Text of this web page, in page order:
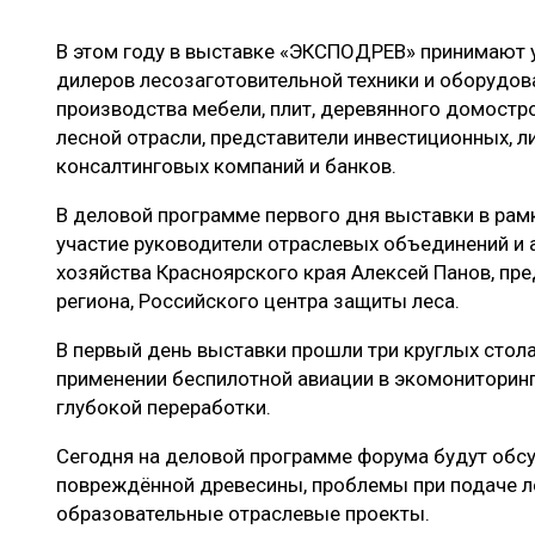
ЛОГИСТИКА
ПРОИЗВОДСТВО ДРЕВЕСНЫХ ПЛИТ
ЦБП
МЕБЕЛЬНОЕ
ЭКСПЕРТНОЕ МНЕНИЕ
В этом году в выставке «ЭКСПОДРЕВ» принимают
дилеров лесозаготовительной техники и
производства мебели, плит, деревянного
лесной отрасли, представители инвестиционных,
консалтинговых компаний и банков.
В деловой программе первого дня выставки в
участие руководители отраслевых объединений и
хозяйства Красноярского края Алексей Панов,
региона, Российского центра защиты леса.
В первый день выставки прошли три круглых
применении беспилотной авиации в
глубокой переработки.
Сегодня на деловой программе форума будут
повреждённой древесины, проблемы при подаче
образовательные отраслевые проекты.